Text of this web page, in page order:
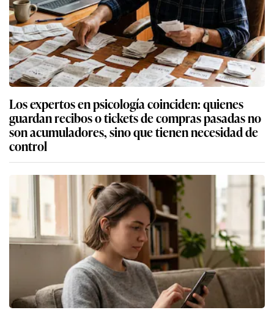
Los expertos en psicología coinciden: quienes
guardan recibos o tickets de compras pasadas no
son acumuladores, sino que tienen necesidad de
control